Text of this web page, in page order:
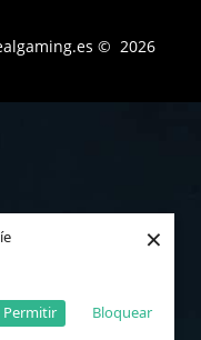
Bloquear
Permitir
×
© 2026